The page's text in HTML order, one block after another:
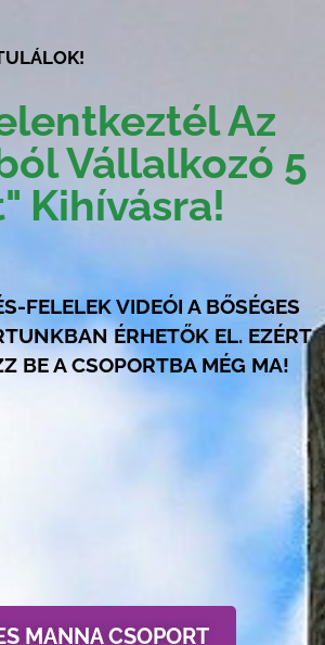
Az
Vállalkozó 5
Kihívásra!
FELELEK VIDEÓI A BŐSÉGES
ÉRHETŐK EL. EZÉRT
BE A CSOPORTBA MÉG MA!
MANNA CSOPORT